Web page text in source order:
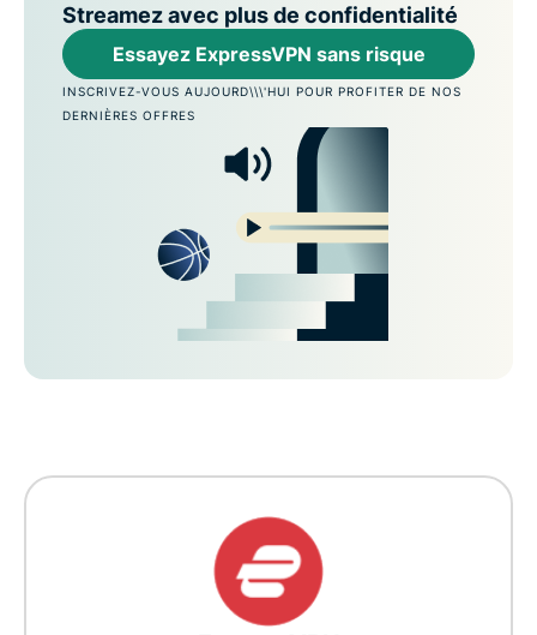
Streamez avec plus de confidentialité
Essayez ExpressVPN sans risque
INSCRIVEZ-VOUS AUJOURD\\\'HUI POUR PROFITER DE NOS
DERNIÈRES OFFRES